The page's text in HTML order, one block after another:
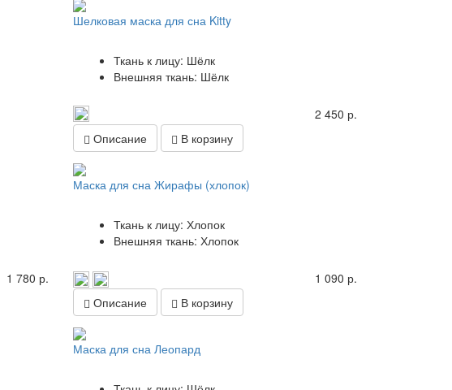
Шелковая маска для сна Kitty
Ткань к лицу: Шёлк
Внешняя ткань: Шёлк
2 450 р.
Описание
В корзину
1 780 р.
Маска для сна Жирафы (хлопок)
Ткань к лицу: Хлопок
Внешняя ткань: Хлопок
1 090 р.
Описание
В корзину
Маска для сна Леопард